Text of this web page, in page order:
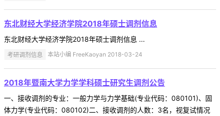
东北财经大学经济学院2018年硕士调剂信息
东北财经大学经济学院2018年硕士调剂信息 ...
考研调剂信息 本站小编 FreeKaoyan 2018-03-24
2018年暨南大学力学学科硕士研究生调剂公告
一、接收调剂的专业：一般力学与力学基础(专业代码：080101)、固
体力学(专业代码：080102)二、接收调剂的人数：3名，视复试情况